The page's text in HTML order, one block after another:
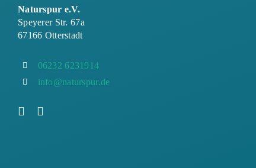
Naturspur e.V.
Speyerer Str. 67a
67166 Otterstadt
06232 6231914
info@naturspur.de